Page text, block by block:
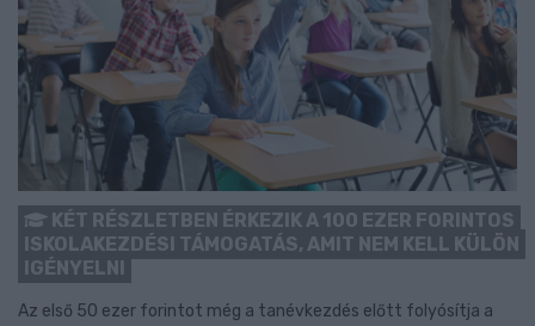
KÉT RÉSZLETBEN ÉRKEZIK A 100 EZER FORINTOS
ISKOLAKEZDÉSI TÁMOGATÁS, AMIT NEM KELL KÜLÖN
IGÉNYELNI
Az első 50 ezer forintot még a tanévkezdés előtt folyósítja a